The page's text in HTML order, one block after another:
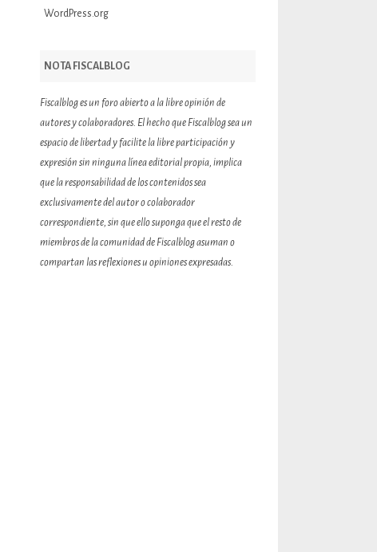
WordPress.org
NOTA FISCALBLOG
Fiscalblog es un foro abierto a la libre opinión de
autores y colaboradores. El hecho que Fiscalblog sea un
espacio de libertad y facilite la libre participación y
expresión sin ninguna línea editorial propia, implica
que la responsabilidad de los contenidos sea
exclusivamente del autor o colaborador
correspondiente, sin que ello suponga que el resto de
miembros de la comunidad de Fiscalblog asuman o
compartan las reflexiones u opiniones expresadas.